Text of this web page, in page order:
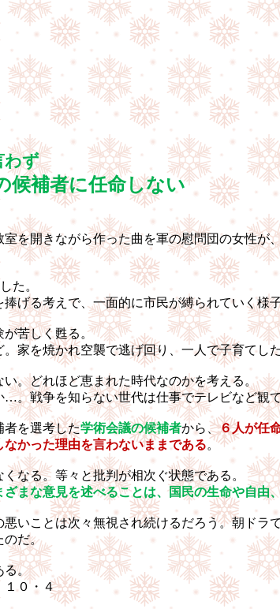
ず
候補者に任命しない
を開きながら作った曲を軍の慰問団の女性
た。
げる考えで、一面的に市民が縛られていく様
が苦しく甦る。
家を焼かれ空襲で逃げ回り、一人で子育てし
。どれほど恵まれた時代なのかを考える。
。戦争を知らない世代は仕事でテレビなど観
者を選考した学術会議の候補者から、６人が任
かった理由を言わないままである。
なる。等々と批判が相次ぐ状態である。
まな意見を述べることは、国民の生命や自由
いことは次々無視され続けるだろう。朝ド
のだ。
る。
４